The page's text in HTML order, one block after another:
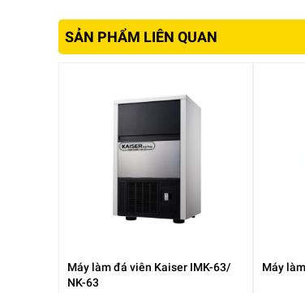
SẢN PHẨM LIÊN QUAN
Máy làm đá viên Kaiser IMK-63/
NK-63
Máy